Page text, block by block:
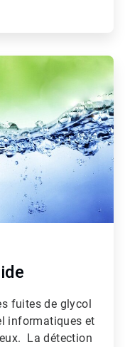
fuites de glycol
informatiques et
La détection